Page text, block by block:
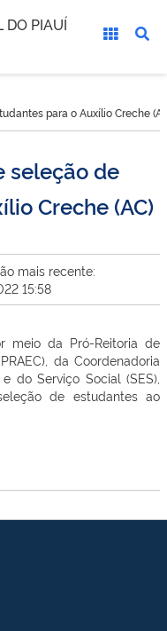
DO PIAUÍ
para o Auxílio Creche
seleção de
Creche (AC)
mais recente:
15:58
meio da Pró-Reitoria de
da Coordenadoria
do Serviço Social (SES),
de estudantes ao